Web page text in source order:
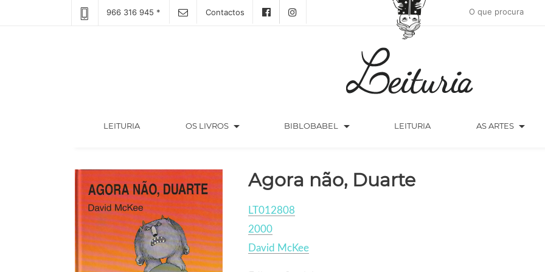
966 316 945 * Contactos
LEITURIA(CURRENT) OS LIVROS arrow_drop_down BIBLOBABEL arrow_drop_down LEITURIA AS ARTES arrow_drop_down
Agora não, Duarte
LT012808
2000
David McKee